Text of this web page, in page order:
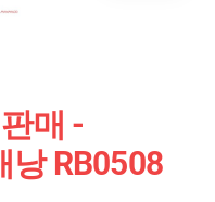
매 -
낭 RB0508